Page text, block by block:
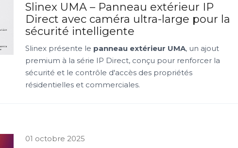
Slinex UMA – Panneau extérieur IP
Direct avec caméra ultra-large pour la
sécurité intelligente
Slinex présente le panneau extérieur UMA, un ajout
premium à la série IP Direct, conçu pour renforcer la
sécurité et le contrôle d'accès des propriétés
résidentielles et commerciales.
01 octobre 2025